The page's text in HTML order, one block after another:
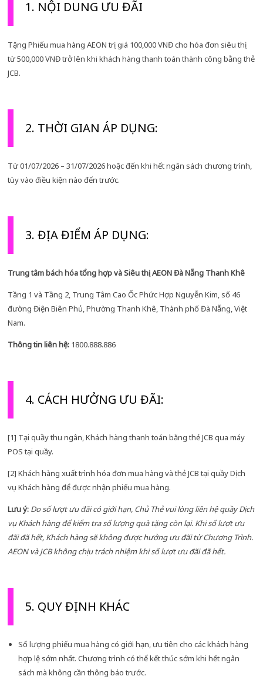
1. NỘI DUNG ƯU ĐÃI
Tặng Phiếu mua hàng AEON trị giá 100,000 VNĐ cho hóa đơn siêu thị
từ 500,000 VNĐ trở lên khi khách hàng thanh toán thành công bằng thẻ
JCB.
2. THỜI GIAN ÁP DỤNG:
Từ 01/07/2026 – 31/07/2026 hoặc đến khi hết ngân sách chương trình,
tùy vào điều kiện nào đến trước.
3. ĐỊA ĐIỂM ÁP DỤNG:
Trung tâm bách hóa tổng hợp và Siêu thị AEON Đà Nẵng Thanh Khê
Tầng 1 và Tầng 2, Trung Tâm Cao Ốc Phức Hợp Nguyễn Kim, số 46
đường Điện Biên Phủ, Phường Thanh Khê, Thành phố Đà Nẵng, Việt
Nam.
Thông tin liên hệ: 1800.888.886
4. CÁCH HƯỞNG ƯU ĐÃI:
[1] Tại quầy thu ngân, Khách hàng thanh toán bằng thẻ JCB qua máy
POS tại quầy.
[2] Khách hàng xuất trình hóa đơn mua hàng và thẻ JCB tại quầy Dịch
vụ Khách hàng để được nhận phiếu mua hàng.
Lưu ý: Do số lượt ưu đãi có giới hạn, Chủ Thẻ vui lòng liên hệ quầy Dịch
vụ Khách hàng để kiểm tra số lượng quà tặng còn lại. Khi số lượt ưu
đãi đã hết, Khách hàng sẽ không được hưởng ưu đãi từ Chương Trình.
AEON và JCB không chịu trách nhiệm khi số lượt ưu đãi đã hết.
5. QUY ĐỊNH KHÁC
Số lượng phiếu mua hàng có giới hạn, ưu tiên cho các khách hàng
hợp lệ sớm nhất. Chương trình có thể kết thúc sớm khi hết ngân
sách mà không cần thông báo trước.